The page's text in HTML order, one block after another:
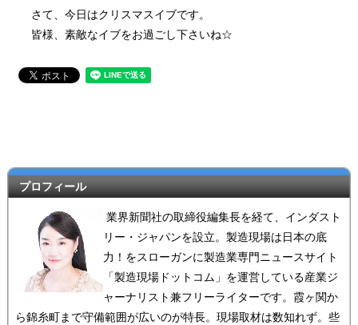
さて、今日はクリスマスイブです。
皆様、素敵なイブをお過ごし下さいね☆
プロフィール
業界新聞社の取締役編集長を経て、インダスト
リー・ジャパンを設立。製造現場は日本の底
力！をスローガンに製造業専門ニュースサイト
「製造現場ドットコム」を運営している産業ジ
ャーナリスト兼フリーライターです。霞ヶ関か
ら錦糸町まで守備範囲が広いのが特長。現場取材は数知れず。些